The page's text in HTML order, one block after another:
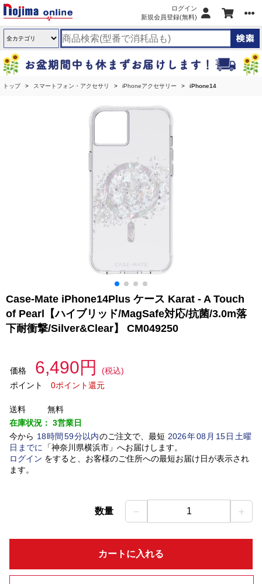
ログイン
新規会員登録(無料)
トップ スマートフォン・アクセサリ iPhoneアクセサリー iPhone14
Case-Mate iPhone14Plus ケース Karat - A Touch
of Pearl【ハイブリッド/MagSafe対応/抗菌/3.0m落
下耐衝撃/Silver&Clear】 CM049250
価格 6,490円
(税込)
ポイント
0ポイント還元
送料
無料
在庫状況： 3営業日
今から 18時間 59分以内のご注文で、最短 2026年08 月 15日土曜
日 までに 「神奈川県横浜市」 へお届けします。
ログイン をすると、お客様のご住所への最短お届け日が表示され
ます。
数量 － 1 ＋
カートに入れる